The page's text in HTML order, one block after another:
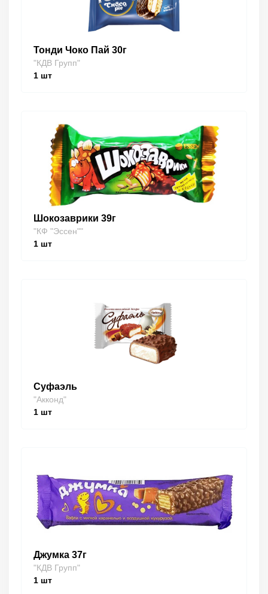
Тонди Чоко Пай 30г
"КДВ Групп"
1 шт
Шокозаврики 39г
"КФ "Эссен""
1 шт
Суфаэль
"Акконд"
1 шт
Джумка 37г
"КДВ Групп"
1 шт